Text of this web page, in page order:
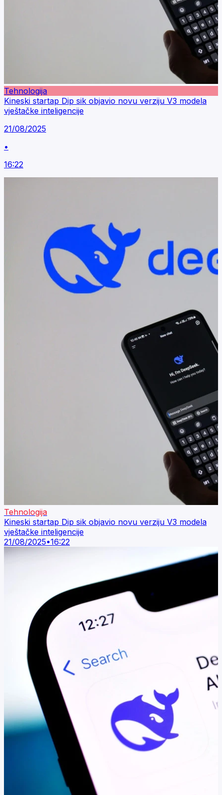
Tehnologija
Kineski startap Dip sik objavio novu verziju V3 modela
vještačke inteligencije
21/08/2025
•
16:22
Tehnologija
Kineski startap Dip sik objavio novu verziju V3 modela
vještačke inteligencije
21/08/2025•16:22